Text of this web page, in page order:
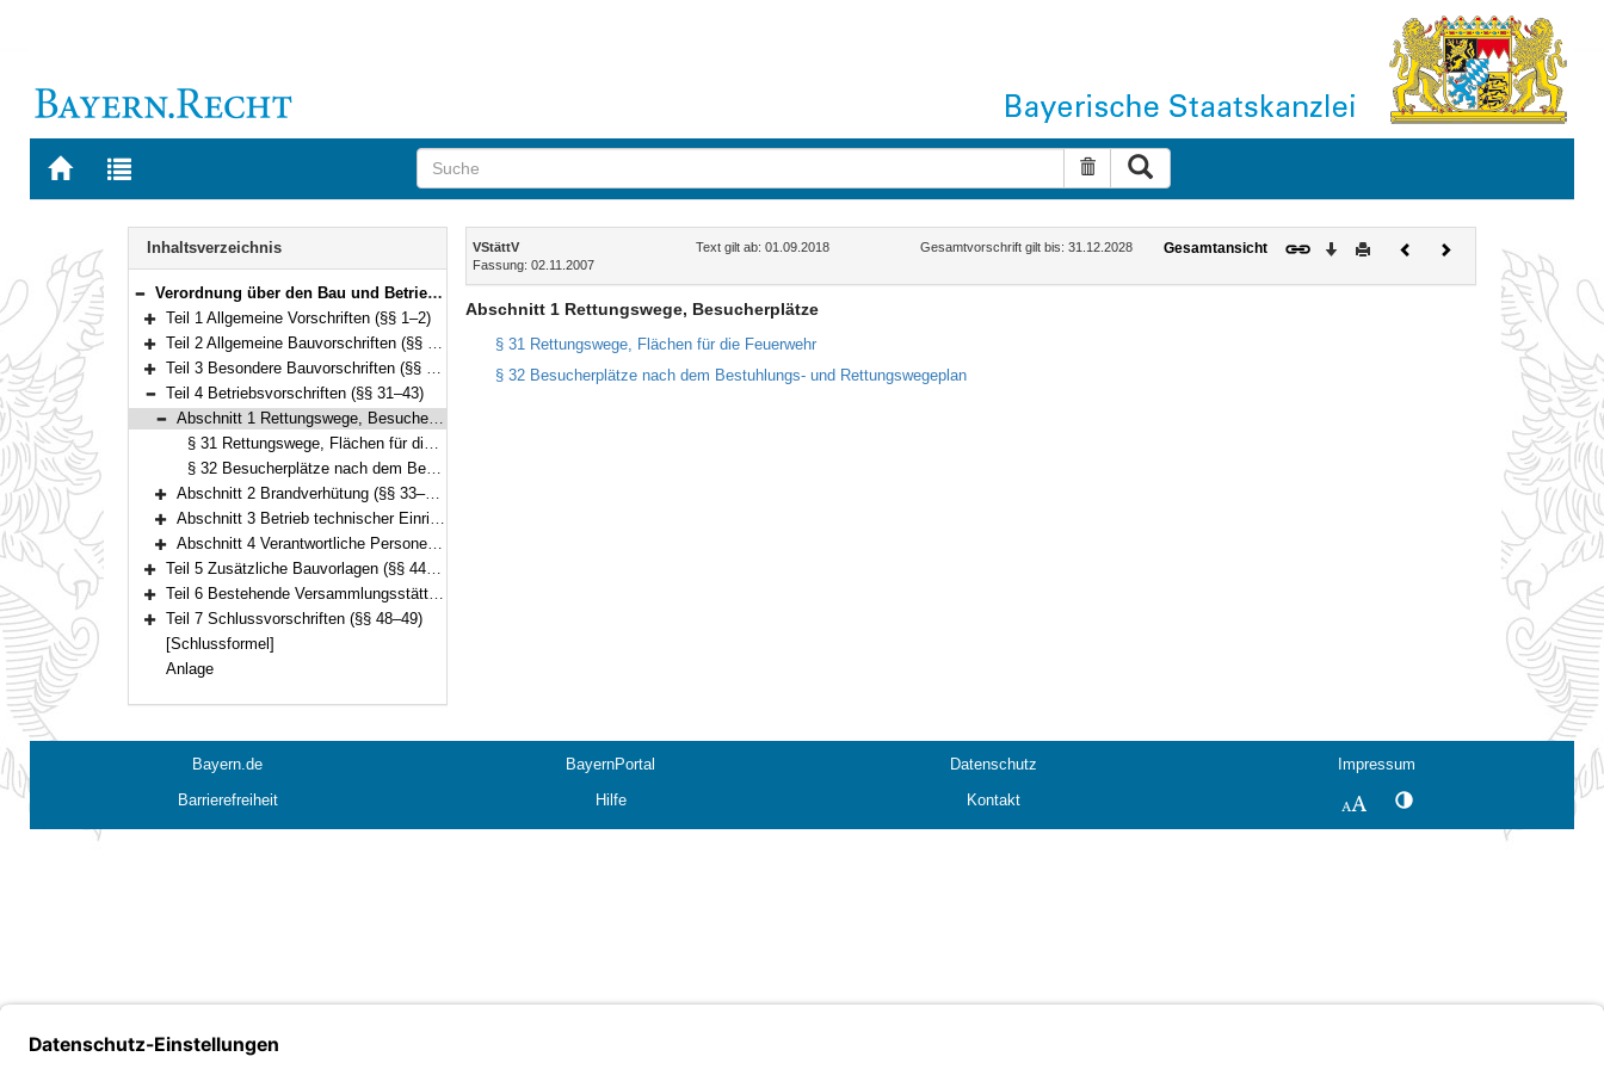
Zur
BAYERN.RECHT
Zur
letzten
Suche zurücksetzen
Navigation
Inhaltsverzeichnis
Bereich reduzieren
Verordnung über den Bau und Betrieb von Versammlungsstätten (Versammlungsstättenverordnung – VStättV) Vom 2. November 2007 (GVBl. S. 736) BayRS 2132-1-5-B (§§ 1–49)
Bereich erweitern
Teil 1 Allgemeine Vorschriften (§§ 1–2)
Bereich erweitern
Teil 2 Allgemeine Bauvorschriften (§§ 3–21)
Bereich erweitern
Teil 3 Besondere Bauvorschriften (§§ 22–30)
Bereich reduzieren
Teil 4 Betriebsvorschriften (§§ 31–43)
Bereich reduzieren
Abschnitt 1 Rettungswege, Besucherplätze (§§ 31–32)
§ 31 Rettungswege, Flächen für die Feuerwehr
§ 32 Besucherplätze nach dem Bestuhlungs- und Rettungswegeplan
Bereich erweitern
Abschnitt 2 Brandverhütung (§§ 33–35)
Bereich erweitern
Abschnitt 3 Betrieb technischer Einrichtungen (§§ 36–37)
Bereich erweitern
Abschnitt 4 Verantwortliche Personen, besondere Betriebsvorschriften (§§ 38–43)
Bereich erweitern
Teil 5 Zusätzliche Bauvorlagen (§§ 44–45)
Bereich erweitern
Teil 6 Bestehende Versammlungsstätten (§§ 46–47)
Bereich erweitern
Teil 7 Schlussvorschriften (§§ 48–49)
[Schlussformel]
Anlage
Inhalt
VStättV Text gilt ab: 01.09.2018
Gesamtvorschrift gilt bis: 31.12.2028
Fassung: 02.11.2007
Gesamtansicht Download
DruckenVorherigesNächstes
Dokument
Abschnitt 1 Rettungswege, Besucherplätze
§ 31 Rettungswege, Flächen für die Feuerwehr
§ 32 Besucherplätze nach dem Bestuhlungs- und Rettungswegeplan
Bayern.de BayernPortal Datenschutz
Impressum
Barrierefreiheit
Hilfe Kontakt SchriftgrößeKontrastwechsel